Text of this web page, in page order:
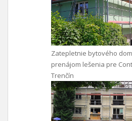
Zatepletnie bytového
prenájom lešenia pre
Trenčín